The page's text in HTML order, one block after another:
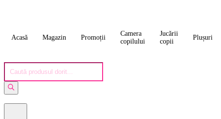
Acasă Magazin Promoții
Camera
copilului
Jucării
copii
Plușuri
search